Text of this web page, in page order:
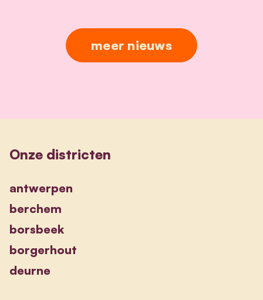
meer nieuws
Onze districten
antwerpen
berchem
borsbeek
borgerhout
deurne